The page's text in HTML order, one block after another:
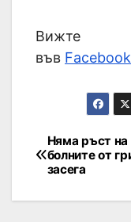
Вижте
във Facebook
Няма ръст на
болните от
засега